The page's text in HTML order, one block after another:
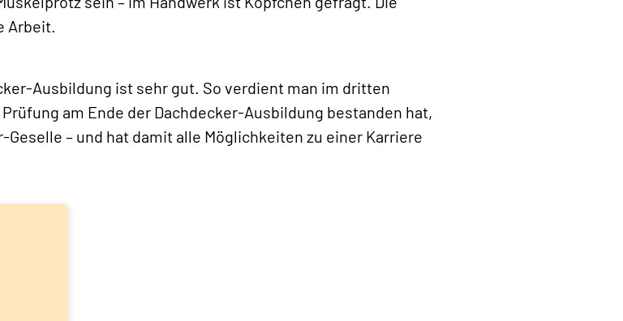
Arbeit.
Ausbildung ist sehr gut. So verdient man im dritten
am Ende der Dachdecker-Ausbildung bestanden hat,
– und hat damit alle Möglichkeiten zu einer Karriere